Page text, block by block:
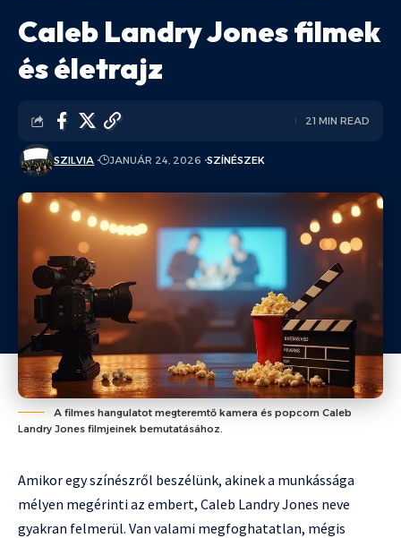
Caleb Landry Jones filmek
és életrajz
SZILVIA JANUÁR 24, 2026 SZÍNÉSZEK
21 MIN READ
A filmes hangulatot megteremtő kamera és popcorn Caleb
Landry Jones filmjeinek bemutatásához.
Amikor egy színészről beszélünk, akinek a munkássága
mélyen megérinti az embert, Caleb Landry Jones neve
gyakran felmerül. Van valami megfoghatatlan, mégis